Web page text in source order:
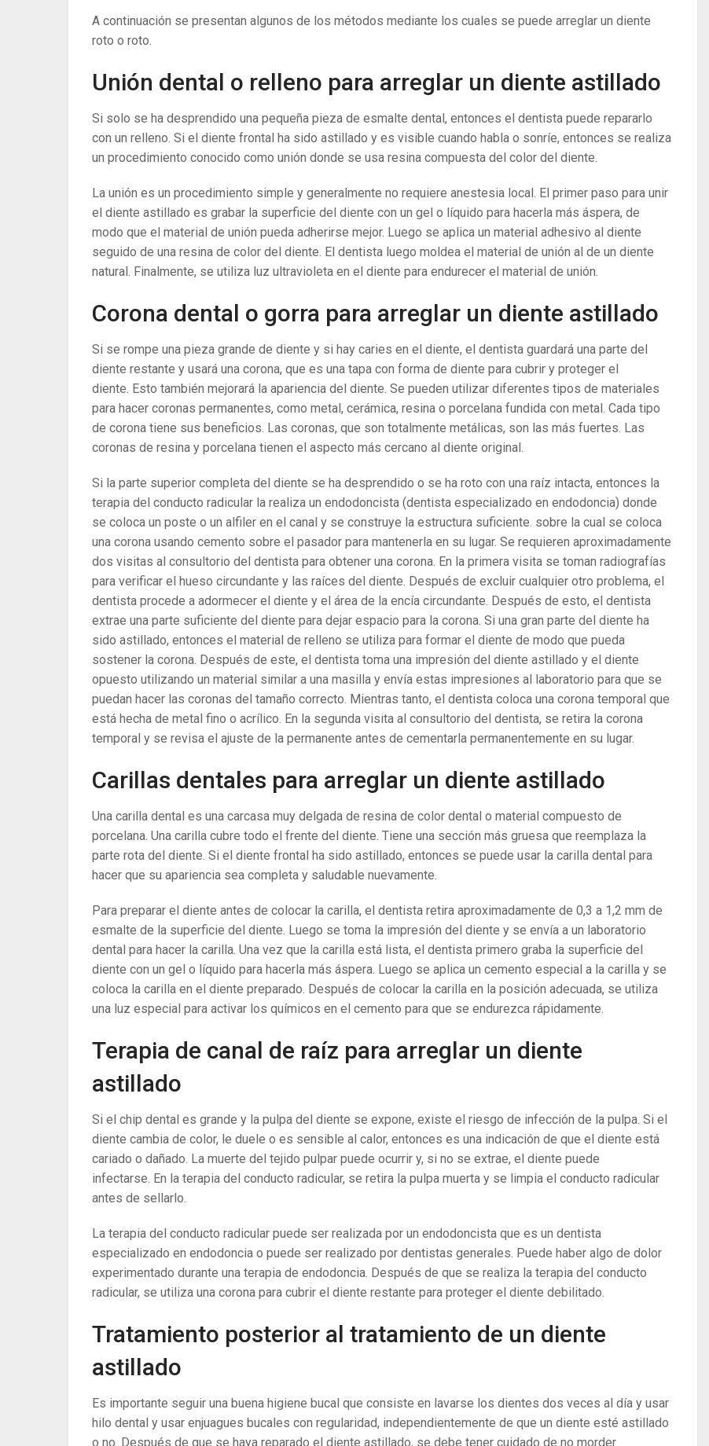
A continuación se presentan algunos de los métodos mediante los cuales se puede arreglar un diente
roto o roto.
Unión dental o relleno para arreglar un diente astillado
Si solo se ha desprendido una pequeña pieza de esmalte dental, entonces el dentista puede repararlo
con un relleno. Si el diente frontal ha sido astillado y es visible cuando habla o sonríe, entonces se realiza
un procedimiento conocido como unión donde se usa resina compuesta del color del diente.
La unión es un procedimiento simple y generalmente no requiere anestesia local. El primer paso para unir
el diente astillado es grabar la superficie del diente con un gel o líquido para hacerla más áspera, de
modo que el material de unión pueda adherirse mejor. Luego se aplica un material adhesivo al diente
seguido de una resina de color del diente. El dentista luego moldea el material de unión al de un diente
natural. Finalmente, se utiliza luz ultravioleta en el diente para endurecer el material de unión.
Corona dental o gorra para arreglar un diente astillado
Si se rompe una pieza grande de diente y si hay caries en el diente, el dentista guardará una parte del
diente restante y usará una corona, que es una tapa con forma de diente para cubrir y proteger el
diente. Esto también mejorará la apariencia del diente. Se pueden utilizar diferentes tipos de materiales
para hacer coronas permanentes, como metal, cerámica, resina o porcelana fundida con metal. Cada tipo
de corona tiene sus beneficios. Las coronas, que son totalmente metálicas, son las más fuertes. Las
coronas de resina y porcelana tienen el aspecto más cercano al diente original.
Si la parte superior completa del diente se ha desprendido o se ha roto con una raíz intacta, entonces la
terapia del conducto radicular la realiza un endodoncista (dentista especializado en endodoncia) donde
se coloca un poste o un alfiler en el canal y se construye la estructura suficiente. sobre la cual se coloca
una corona usando cemento sobre el pasador para mantenerla en su lugar. Se requieren aproximadamente
dos visitas al consultorio del dentista para obtener una corona. En la primera visita se toman radiografías
para verificar el hueso circundante y las raíces del diente. Después de excluir cualquier otro problema, el
dentista procede a adormecer el diente y el área de la encía circundante. Después de esto, el dentista
extrae una parte suficiente del diente para dejar espacio para la corona. Si una gran parte del diente ha
sido astillado, entonces el material de relleno se utiliza para formar el diente de modo que pueda
sostener la corona. Después de este, el dentista toma una impresión del diente astillado y el diente
opuesto utilizando un material similar a una masilla y envía estas impresiones al laboratorio para que se
puedan hacer las coronas del tamaño correcto. Mientras tanto, el dentista coloca una corona temporal que
está hecha de metal fino o acrílico. En la segunda visita al consultorio del dentista, se retira la corona
temporal y se revisa el ajuste de la permanente antes de cementarla permanentemente en su lugar.
Carillas dentales para arreglar un diente astillado
Una carilla dental es una carcasa muy delgada de resina de color dental o material compuesto de
porcelana. Una carilla cubre todo el frente del diente. Tiene una sección más gruesa que reemplaza la
parte rota del diente. Si el diente frontal ha sido astillado, entonces se puede usar la carilla dental para
hacer que su apariencia sea completa y saludable nuevamente.
Para preparar el diente antes de colocar la carilla, el dentista retira aproximadamente de 0,3 a 1,2 mm de
esmalte de la superficie del diente. Luego se toma la impresión del diente y se envía a un laboratorio
dental para hacer la carilla. Una vez que la carilla está lista, el dentista primero graba la superficie del
diente con un gel o líquido para hacerla más áspera. Luego se aplica un cemento especial a la carilla y se
coloca la carilla en el diente preparado. Después de colocar la carilla en la posición adecuada, se utiliza
una luz especial para activar los químicos en el cemento para que se endurezca rápidamente.
Terapia de canal de raíz para arreglar un diente
astillado
Si el chip dental es grande y la pulpa del diente se expone, existe el riesgo de infección de la pulpa. Si el
diente cambia de color, le duele o es sensible al calor, entonces es una indicación de que el diente está
cariado o dañado. La muerte del tejido pulpar puede ocurrir y, si no se extrae, el diente puede
infectarse. En la terapia del conducto radicular, se retira la pulpa muerta y se limpia el conducto radicular
antes de sellarlo.
La terapia del conducto radicular puede ser realizada por un endodoncista que es un dentista
especializado en endodoncia o puede ser realizado por dentistas generales. Puede haber algo de dolor
experimentado durante una terapia de endodoncia. Después de que se realiza la terapia del conducto
radicular, se utiliza una corona para cubrir el diente restante para proteger el diente debilitado.
Tratamiento posterior al tratamiento de un diente
astillado
Es importante seguir una buena higiene bucal que consiste en lavarse los dientes dos veces al día y usar
hilo dental y usar enjuagues bucales con regularidad, independientemente de que un diente esté astillado
o no. Después de que se haya reparado el diente astillado, se debe tener cuidado de no morder